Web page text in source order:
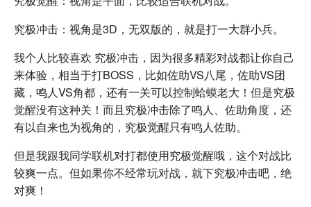
究极冲击：视角是3D，无双版的，就是打一大群小兵。
我个人比较喜欢 究极冲击，因为很多精彩对战都让你自己
来体验，相当于打BOSS，比如佐助VS八尾，佐助VS团
藏，鸣人VS角都，还有一关可以控制蛤蟆老大！但是究极
觉醒没有这种关！而且究极冲击除了鸣人、佐助角度，还
有以自来也为视角的，究极觉醒只有鸣人佐助。
但是我跟我同学联机对打都使用究极觉醒哦，这个对战比
较爽一点。但如果你不经常玩对战，就下究极冲击吧，绝
对爽！